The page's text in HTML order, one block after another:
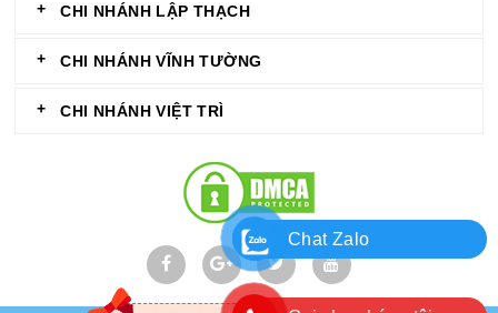
CHI NHÁNH LẬP THẠCH
CHI NHÁNH VĨNH TƯỜNG
CHI NHÁNH VIỆT TRÌ
Chat Zalo